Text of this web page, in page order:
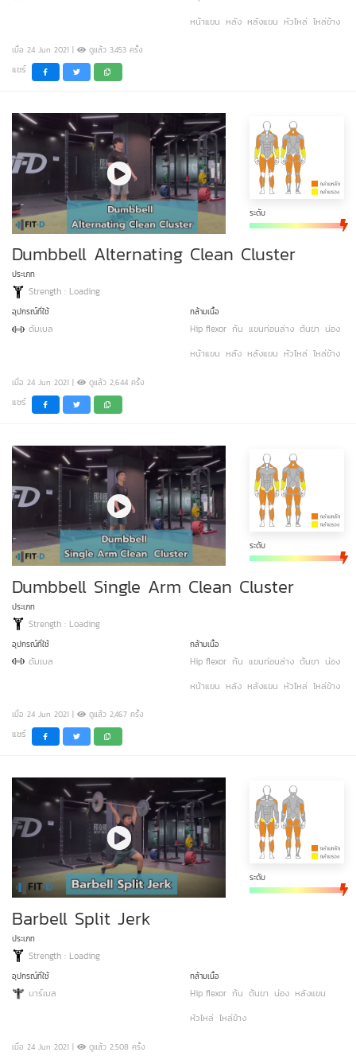
หน้าแขน หลัง หลังแขน หัวไหล่ ไหล่ข้าง
เมื่อ 24 Jun 2021 | ดูแล้ว 3,453 ครั้ง
แชร์
ระดับ
Dumbbell Alternating Clean Cluster
ประเภท
Strength : Loading
อุปกรณ์ที่ใช้
ดัมเบล
กล้ามเนื้อ
Hip flexor ก้น แขนท่อนล่าง ต้นขา น่อง
หน้าแขน หลัง หลังแขน หัวไหล่ ไหล่ข้าง
เมื่อ 24 Jun 2021 | ดูแล้ว 2,644 ครั้ง
แชร์
ระดับ
Dumbbell Single Arm Clean Cluster
ประเภท
Strength : Loading
อุปกรณ์ที่ใช้
ดัมเบล
กล้ามเนื้อ
Hip flexor ก้น แขนท่อนล่าง ต้นขา น่อง
หน้าแขน หลัง หลังแขน หัวไหล่ ไหล่ข้าง
เมื่อ 24 Jun 2021 | ดูแล้ว 2,467 ครั้ง
แชร์
ระดับ
Barbell Split Jerk
ประเภท
Strength : Loading
อุปกรณ์ที่ใช้
บาร์เบล
กล้ามเนื้อ
Hip flexor ก้น ต้นขา น่อง หลังแขน
หัวไหล่ ไหล่ข้าง
เมื่อ 24 Jun 2021 | ดูแล้ว 2,508 ครั้ง